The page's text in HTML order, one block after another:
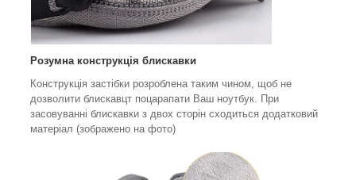
Розумна конструкція блискавки
Конструкція застібки розроблена таким чином, щоб не
дозволити блискавцт поцарапати Ваш ноутбук. При
засовуванні блискавки з двох сторін сходиться додатковий
матеріал (зображено на фото)